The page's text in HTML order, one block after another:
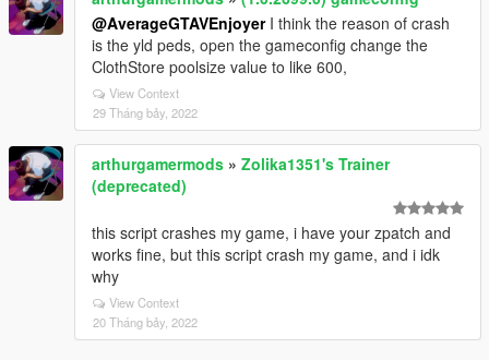
@AverageGTAVEnjoyerI think the reason of crash
is the yld peds, open the gameconfig change the
ClothStore poolsize value to like 600,
View Context
29 Tháng bảy, 2022
arthurgamermods » Zolika1351's Trainer
(deprecated)
this script crashes my game, i have your zpatch and
works fine, but this script crash my game, and i idk
why
View Context
20 Tháng bảy, 2022